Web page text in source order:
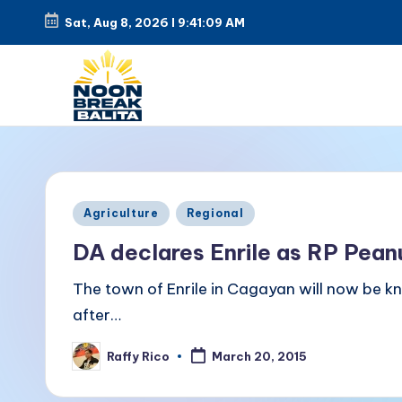
Skip
Sat, Aug 8, 2026 l 9:41:09 AM
o
o
n
B
r
e
tuwing
tanghali.
Posted
Agriculture Regional
DA declares Enrile as RP
The town of Enrile in Cagayan will now be
after…
Posted
by
Raffy Rico March 20, 2015